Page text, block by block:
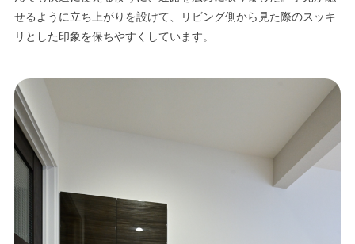
せるように立ち上がりを設けて、リビング側から見た際のスッキ
リとした印象を保ちやすくしています。